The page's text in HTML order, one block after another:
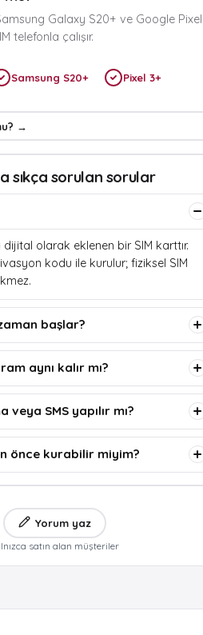
Galaxy S20+ ve Google Pixel
telefonla çalışır.
Samsung S20+ Pixel 3+
→
sıkça sorulan sorular
dijital olarak eklenen bir SIM karttır.
kodu ile kurulur; fiziksel SIM
başlar?
aynı kalır mı?
veya SMS yapılır mı?
önce kurabilir miyim?
Yorum yaz
satın alan müşteriler